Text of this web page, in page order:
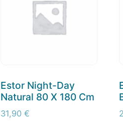
Estor Night-Day
Natural 80 X 180 Cm
31,90 €